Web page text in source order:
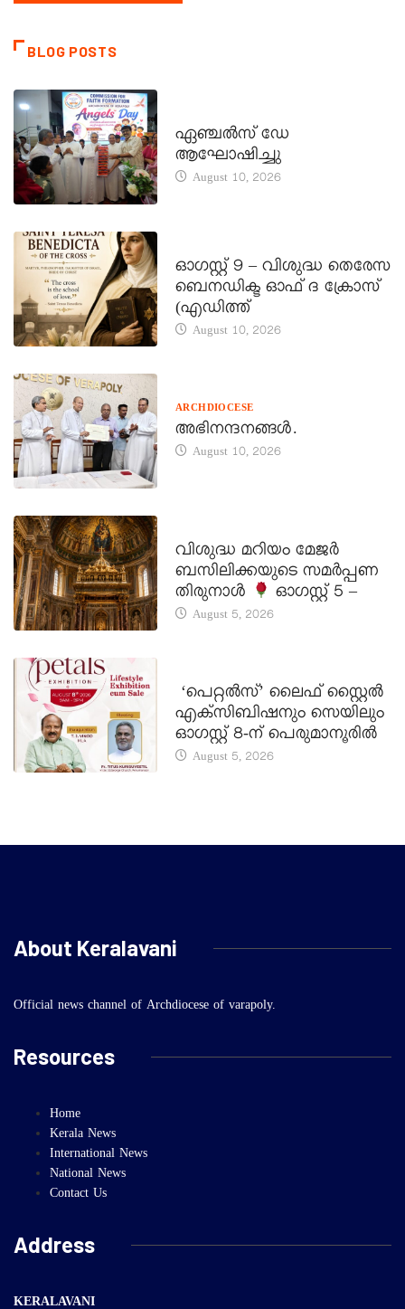
BLOG POSTS
ഏഞ്ചൽസ് ഡേ
ആഘോഷിച്ചു
August 10, 2026
ഓഗസ്റ്റ് 9 – വിശുദ്ധ തെരേസ
ബെനഡിക്ട ഓഫ് ദ ക്രോസ്
(എഡിത്ത്
August 10, 2026
ARCHDIOCESE
അഭിനന്ദനങ്ങൾ.
August 10, 2026
വിശുദ്ധ മറിയം മേജർ
ബസിലിക്കയുടെ സമർപ്പണ
തിരുനാൾ
ഓഗസ്റ്റ് 5 –
August 5, 2026
‘പെറ്റൽസ്’ ലൈഫ് സ്റ്റൈൽ
എക്സിബിഷനും സെയിലും
ഓഗസ്റ്റ് 8-ന് പെരുമാനൂരിൽ
August 5, 2026
About Keralavani
Official news channel of Archdiocese of varapoly.
Resources
Home
Kerala News
International News
National News
Contact Us
Address
KERALAVANI